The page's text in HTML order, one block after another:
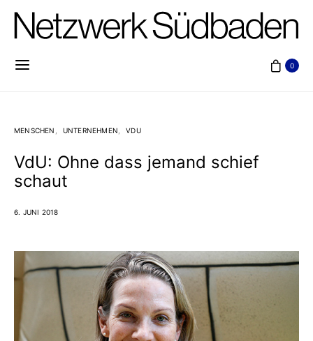
0
MENSCHEN UNTERNEHMEN VDU
VdU: Ohne dass jemand schief
schaut
6. JUNI 2018